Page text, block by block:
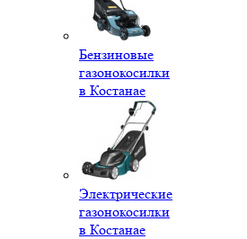
Бензиновые
газонокосилки
в Костанае
Электрические
газонокосилки
в Костанае